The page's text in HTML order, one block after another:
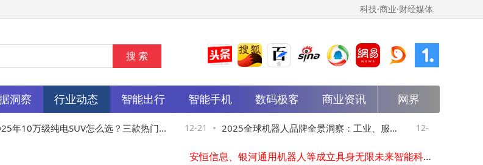
科技·商业·财经媒体
洞察 行业动态 智能出行 智能手机 数码极客 商业资讯 网界
10万级纯电SUV怎么选？三款热门车 12-21 2025全球机器人品牌全景洞察：工业、服
务、人形领域选型与趋势全解析
12-21
大基金三期旗下基金入股HDI方案提供商安捷利美维
企业制胜关键：老板决断力与战略眼光，任正非式智慧难以复制
安恒信息、银河通用机器人等成立具身无限未来智能科技发展企业